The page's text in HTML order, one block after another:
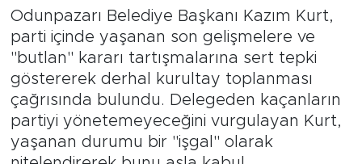
Odunpazarı Belediye Başkanı Kazım Kurt,
parti içinde yaşanan son gelişmelere ve
"butlan" kararı tartışmalarına sert tepki
göstererek derhal kurultay toplanması
çağrısında bulundu. Delegeden kaçanların
partiyi yönetemeyeceğini vurgulayan Kurt,
yaşanan durumu bir "işgal" olarak
Sağlık
Ekonomi
Sanat
Tüm Manşetler
Son Dakika Haberleri